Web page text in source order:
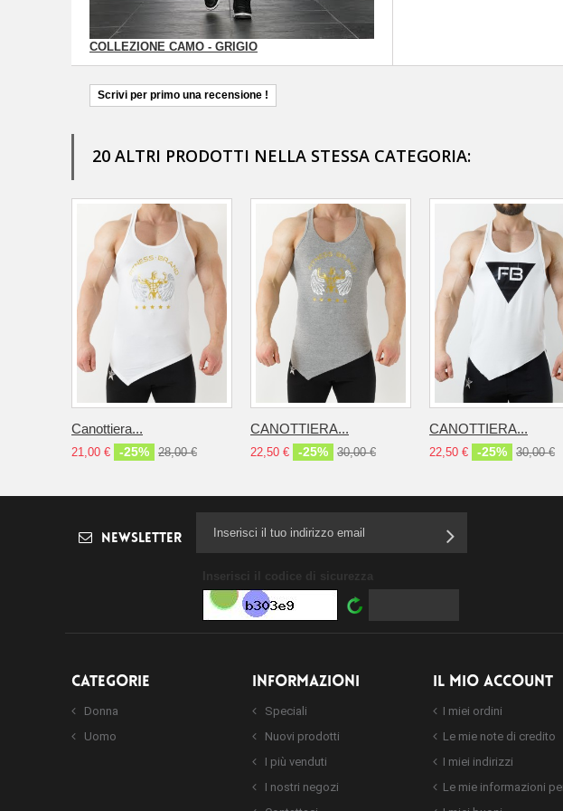
COLLEZIONE CAMO - GRIGIO
Scrivi per primo una recensione !
20 ALTRI PRODOTTI NELLA STESSA CATEGORIA:
Canottiera...
21,00 € -25% 28,00 €
CANOTTIERA...
22,50 € -25% 30,00 €
CANOTTIERA...
22,50 € -25% 30,00 €
Newsletter
CATEGORIE
Donna
Uomo
INFORMAZIONI
Speciali
Nuovi prodotti
I più venduti
I nostri negozi
IL MIO ACCOUNT
I miei ordini
Le mie note di credito
I miei indirizzi
Le mie informazioni